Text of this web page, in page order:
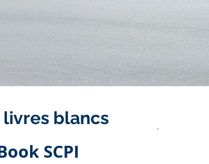
livres blancs
SCPI